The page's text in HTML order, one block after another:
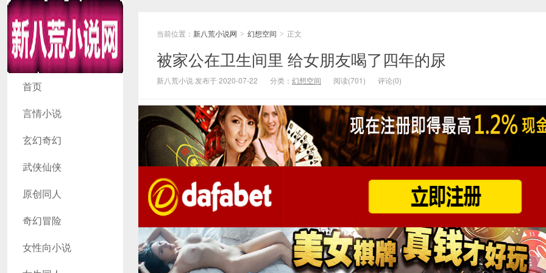
新八荒小说网
首页
言情小说
玄幻奇幻
武侠仙侠
原创同人
奇幻冒险
女性向小说
当前位置： 新八荒小说网 > 幻想空间 > 正文
被家公在卫生间里 给女朋友喝了四年的尿
新八荒小说 发布于 2020-07-22 分类： 幻想空间 阅读(701) 评论(0)